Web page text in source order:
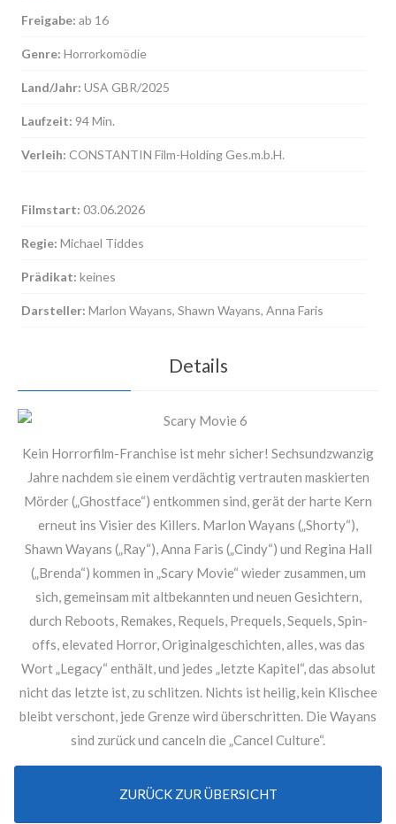
Freigabe: ab 16
Genre: Horrorkomödie
Land/Jahr: USA GBR/2025
Laufzeit: 94 Min.
Verleih: CONSTANTIN Film-Holding Ges.m.b.H.
Filmstart: 03.06.2026
Regie: Michael Tiddes
Prädikat: keines
Darsteller: Marlon Wayans, Shawn Wayans, Anna Faris
Details
Kein Horrorfilm-Franchise ist mehr sicher! Sechsundzwanzig
Jahre nachdem sie einem verdächtig vertrauten maskierten
Mörder („Ghostface“) entkommen sind, gerät der harte Kern
erneut ins Visier des Killers. Marlon Wayans („Shorty“),
Shawn Wayans („Ray“), Anna Faris („Cindy“) und Regina Hall
(„Brenda“) kommen in „Scary Movie“ wieder zusammen, um
sich, gemeinsam mit altbekannten und neuen Gesichtern,
durch Reboots, Remakes, Requels, Prequels, Sequels, Spin-
offs, elevated Horror, Originalgeschichten, alles, was das
Wort „Legacy“ enthält, und jedes „letzte Kapitel“, das absolut
nicht das letzte ist, zu schlitzen. Nichts ist heilig, kein Klischee
bleibt verschont, jede Grenze wird überschritten. Die Wayans
sind zurück und canceln die „Cancel Culture“.
ZURÜCK ZUR ÜBERSICHT
Sie haben Fragen oder Anliegen? Nutzen Sie dafür